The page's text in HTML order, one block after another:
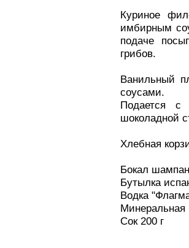
Куриное
имбирным
подаче
грибов.
Ванильный
соусами.
Подается с
шоколадной
Хлебная
Бокал
Бутылка
Водка
Минеральная
Сок 200 г